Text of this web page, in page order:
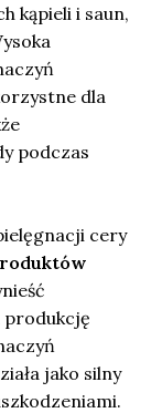
kąpieli i saun,
dla
podczas
cery
produkcję
jako silny